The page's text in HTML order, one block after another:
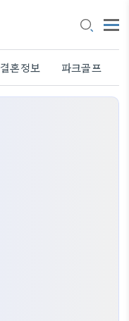
결혼정보 파크골프